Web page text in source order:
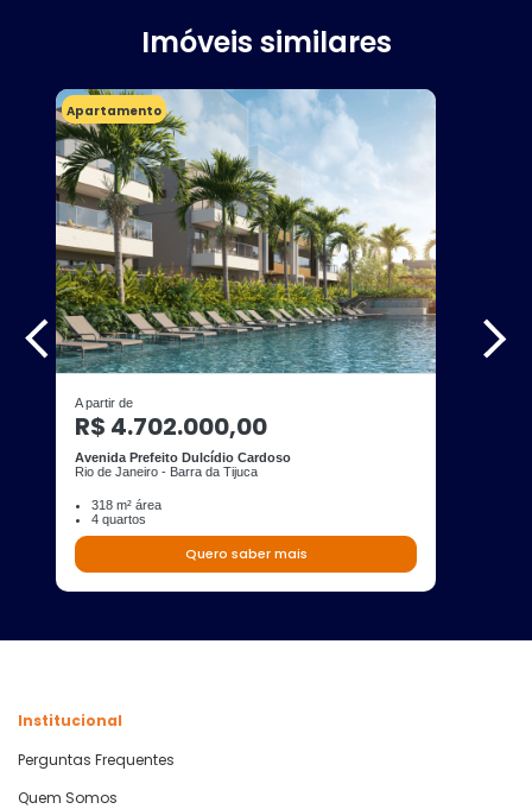
Imóveis similares
Apartamento
A partir de
R$ 4.702.000,00
Avenida Prefeito Dulcídio Cardoso
Rio de Janeiro - Barra da Tijuca
318 m² área
4 quartos
Quero saber mais
Institucional
Perguntas Frequentes
Quem Somos